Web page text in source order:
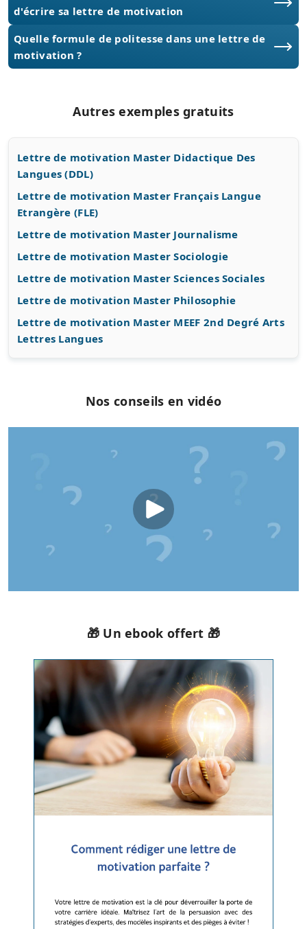
d'écrire sa lettre de motivation
Quelle formule de politesse dans une lettre de
motivation ?
Autres exemples gratuits
Lettre de motivation Master Didactique Des
Langues (DDL)
Lettre de motivation Master Français Langue
Etrangère (FLE)
Lettre de motivation Master Journalisme
Lettre de motivation Master Sociologie
Lettre de motivation Master Sciences Sociales
Lettre de motivation Master Philosophie
Lettre de motivation Master MEEF 2nd Degré Arts
Lettres Langues
Nos conseils en vidéo
🎁 Un ebook offert 🎁